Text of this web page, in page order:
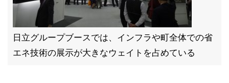
日立グループブースでは、インフラや町全体での省
エネ技術の展示が大きなウェイトを占めている